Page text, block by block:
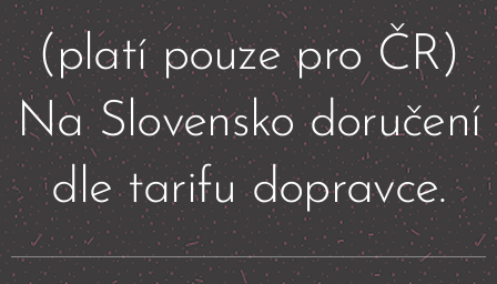
(platí pouze pro ČR)
Na Slovensko doručení
dle tarifu dopravce.